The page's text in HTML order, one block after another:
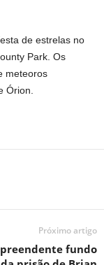
de estrelas no
Park. Os
meteoros
Órion.
Próximo artigo
fundo